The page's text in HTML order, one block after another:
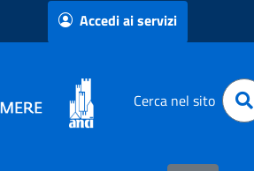
Accedi ai servizi
Cerca nel sito